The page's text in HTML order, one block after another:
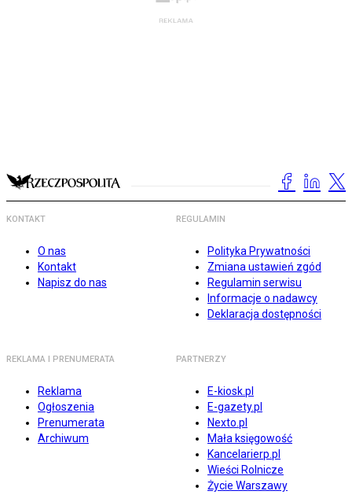
KONTAKT
O nas
Kontakt
Napisz do nas
REGULAMIN
Polityka Prywatności
Zmiana ustawień zgód
Regulamin serwisu
Informacje o nadawcy
Deklaracja dostępności
REKLAMA I PRENUMERATA
Reklama
Ogłoszenia
Prenumerata
Archiwum
PARTNERZY
E-kiosk.pl
E-gazety.pl
Nexto.pl
Mała księgowość
Kancelarierp.pl
Wieści Rolnicze
Życie Warszawy